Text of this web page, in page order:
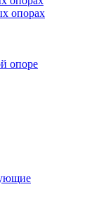
опорах
опоре